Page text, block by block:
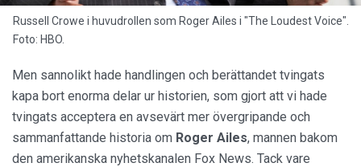
Russell Crowe i huvudrollen som Roger Ailes i "The Loudest Voice".
Foto: HBO.
Men sannolikt hade handlingen och berättandet tvingats
kapa bort enorma delar ur historien, som gjort att vi hade
tvingats acceptera en avsevärt mer övergripande och
sammanfattande historia om Roger Ailes, mannen bakom
den amerikanska nyhetskanalen Fox News. Tack vare